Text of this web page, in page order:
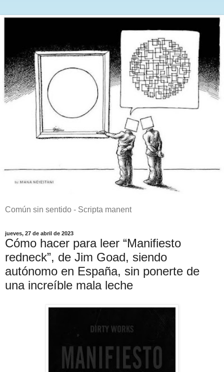
Común sin sentido - Scripta manent
jueves, 27 de abril de 2023
Cómo hacer para leer “Manifiesto
redneck”, de Jim Goad, siendo
autónomo en España, sin ponerte de
una increíble mala leche